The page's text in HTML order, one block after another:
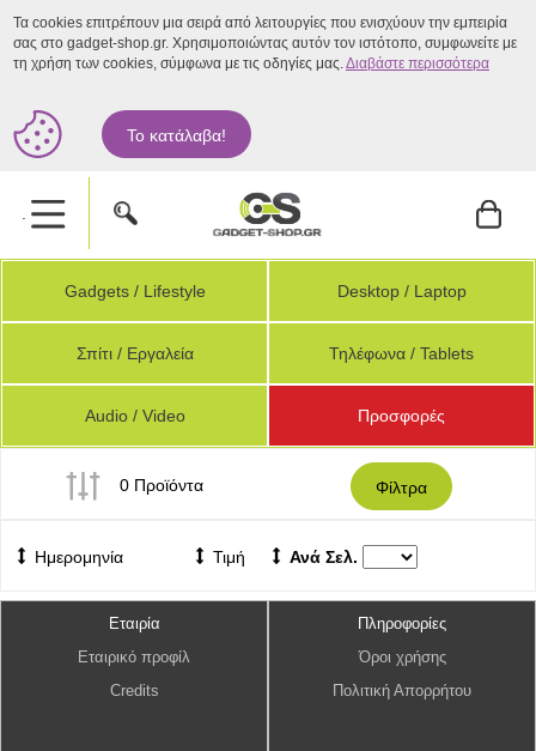
Τα cookies επιτρέπουν μια σειρά από λειτουργίες που ενισχύουν την εμπειρία
σας στο gadget-shop.gr. Χρησιμοποιώντας αυτόν τον ιστότοπο, συμφωνείτε με
τη χρήση των cookies, σύμφωνα με τις οδηγίες μας.Διαβάστε περισσότερα
Το κατάλαβα!
.
Gadgets / Lifestyle Desktop / Laptop
Σπίτι / Εργαλεία Τηλέφωνα / Tablets
Audio / Video Προσφορές
0 Προϊόντα Φίλτρα
Ημερομηνία Τιμή Ανά Σελ.
Εταιρία
Εταιρικό προφίλ
Credits
Πληροφορίες
Όροι χρήσης
Πολιτική Απορρήτου